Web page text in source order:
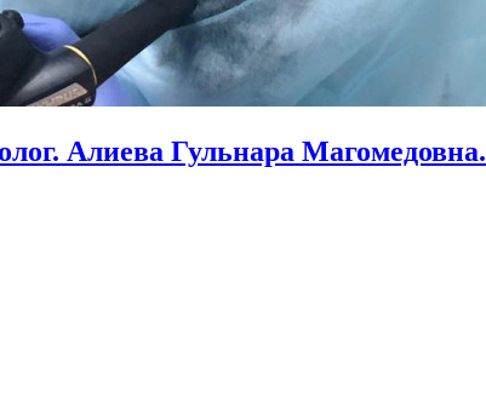
Алиева Гульнара Магомедовна.